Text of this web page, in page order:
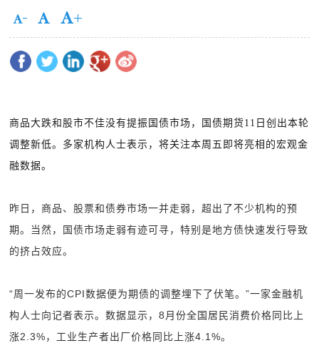
商品大跌和股市不佳没有提振国债市场，国债期货11日创出本轮
调整新低。多家机构人士表示，将关注本周五即将亮相的宏观金
融数据。
昨日，商品、股票和债券市场一并走弱，超出了不少机构的预
期。当然，国债市场走弱有迹可寻，特别是地方债快速发行导致
的挤占效应。
“周一发布的CPI数据便为期债的调整埋下了伏笔。”一家金融机
构人士向记者表示。数据显示，8月份全国居民消费价格同比上
涨2.3%，工业生产者出厂价格同比上涨4.1%。